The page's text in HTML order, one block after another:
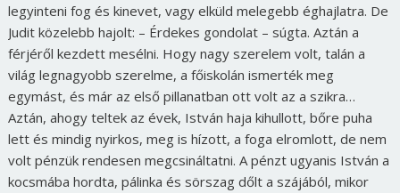
legyinteni fog és kinevet, vagy elküld melegebb éghajlatra. De
Judit közelebb hajolt: – Érdekes gondolat – súgta. Aztán a
férjéről kezdett mesélni. Hogy nagy szerelem volt, talán a
világ legnagyobb szerelme, a főiskolán ismerték meg
egymást, és már az első pillanatban ott volt az a szikra…
Aztán, ahogy teltek az évek, István haja kihullott, bőre puha
lett és mindig nyirkos, meg is hízott, a foga elromlott, de nem
volt pénzük rendesen megcsináltatni. A pénzt ugyanis István a
kocsmába hordta, pálinka és sörszag dőlt a szájából, mikor